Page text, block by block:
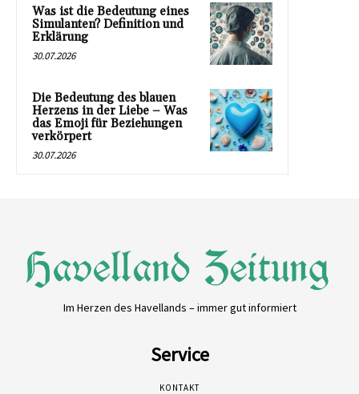
Was ist die Bedeutung eines
Simulanten? Definition und
Erklärung
30.07.2026
Die Bedeutung des blauen
Herzens in der Liebe – Was
das Emoji für Beziehungen
verkörpert
30.07.2026
Im Herzen des Havellands – immer gut informiert
Service
KONTAKT